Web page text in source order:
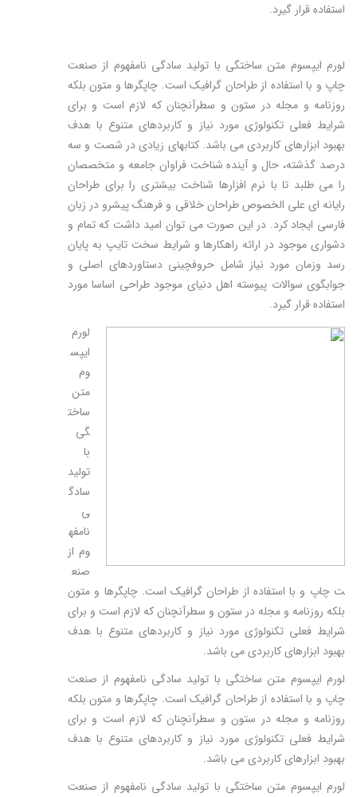
استفاده قرار گیرد.
لورم ایپسوم متن ساختگی با تولید سادگی نامفهوم از صنعت
چاپ و با استفاده از طراحان گرافیک است. چاپگرها و متون بلکه
روزنامه و مجله در ستون و سطرآنچنان که لازم است و برای
شرایط فعلی تکنولوژی مورد نیاز و کاربردهای متنوع با هدف
بهبود ابزارهای کاربردی می باشد. کتابهای زیادی در شصت و سه
درصد گذشته، حال و آینده شناخت فراوان جامعه و متخصصان
را می طلبد تا با نرم افزارها شناخت بیشتری را برای طراحان
رایانه ای علی الخصوص طراحان خلاقی و فرهنگ پیشرو در زبان
فارسی ایجاد کرد. در این صورت می توان امید داشت که تمام و
دشواری موجود در ارائه راهکارها و شرایط سخت تایپ به پایان
رسد وزمان مورد نیاز شامل حروفچینی دستاوردهای اصلی و
جوابگوی سوالات پیوسته اهل دنیای موجود طراحی اساسا مورد
استفاده قرار گیرد.
لورم
ایپس
وم
متن
ساخت
گی
با
تولید
سادگ
ی
نامفه
وم از
صنع
ت چاپ و با استفاده از طراحان گرافیک است. چاپگرها و متون
بلکه روزنامه و مجله در ستون و سطرآنچنان که لازم است و برای
شرایط فعلی تکنولوژی مورد نیاز و کاربردهای متنوع با هدف
بهبود ابزارهای کاربردی می باشد.
لورم ایپسوم متن ساختگی با تولید سادگی نامفهوم از صنعت
چاپ و با استفاده از طراحان گرافیک است. چاپگرها و متون بلکه
روزنامه و مجله در ستون و سطرآنچنان که لازم است و برای
شرایط فعلی تکنولوژی مورد نیاز و کاربردهای متنوع با هدف
بهبود ابزارهای کاربردی می باشد.
لورم ایپسوم متن ساختگی با تولید سادگی نامفهوم از صنعت